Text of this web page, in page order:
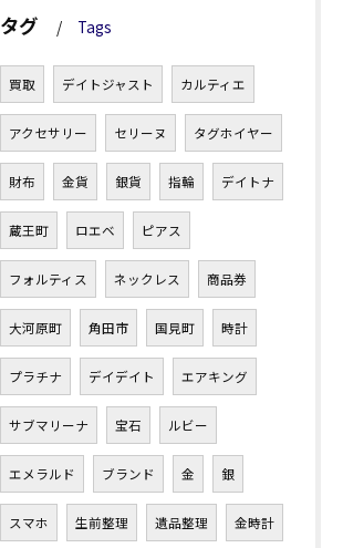
タグ Tags
買取 デイトジャスト カルティエ
アクセサリー セリーヌ タグホイヤー
財布 金貨 銀貨 指輪 デイトナ
蔵王町 ロエベ ピアス
フォルティス ネックレス 商品券
大河原町 角田市 国見町 時計
プラチナ デイデイト エアキング
サブマリーナ 宝石 ルビー
エメラルド ブランド 金 銀
スマホ 生前整理 遺品整理 金時計